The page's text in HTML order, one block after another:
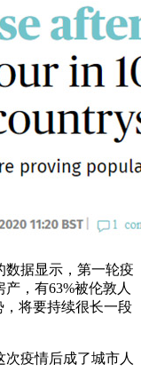
数据显示，第一轮疫
，有63%被伦敦人
，将要持续很长一段
疫情后成了城市人